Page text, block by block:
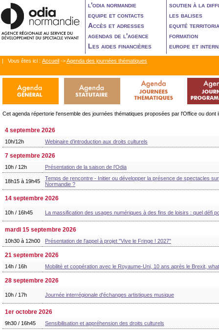
l'odia normandie
equipe et contacts
Accès et adresses
agendas de l'agence
Les aides financières
soutien à la
les balises
equité
formation
europe et
| Vous êtes ici : Accueil ->Agenda des journées thématiques
Cet agenda répertorie l'ensemble des journées thématiques proposées par l'Office ou dont
4 septembre 2026
10h/12h Webinaire d’introduction aux droits culturels
7 septembre 2026
10h / 12h Présentation de la saison de l’Odia
18h15 à 19h45
Temps de rencontre - Initier ou développer la présence de spectacles
Normandie ?
14 septembre 2026
10h / 16h45 La massification des usages numériques à des fins de loisirs : quel défi
mardi 15 septembre 2026
10h30 à 12h00 Présentation de l'appel à projet "Vive le Fringe ! 2027"
21 septembre 2026
14h / 16h Mobilité et coopération avec le Royaume-Uni, 10 ans après le Brexit,
28 septembre 2026
10h / 17h Journée interrégionale d'échanges artistiques musique
1er octobre 2026
9h30 / 16h45 Sensibilisation et appréhension des droits culturels